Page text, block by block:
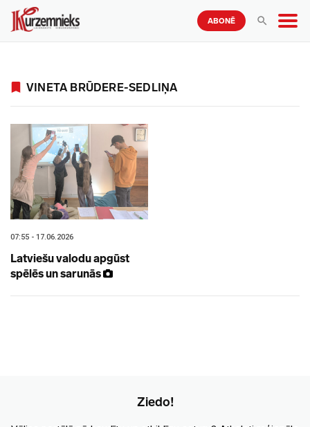
ABONĒ
VINETA BRŪDERE-SEDLIŅA
07:55 - 17.06.2026
Latviešu valodu apgūst
spēlēs un sarunās
Ziedo!